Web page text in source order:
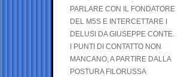
PARLARE CON IL FONDATORE
DEL M5S E INTERCETTARE I
DELUSI DA GIUSEPPE CONTE.
I PUNTI DI CONTATTO NON
MANCANO, A PARTIRE DALLA
POSTURA FILORUSSA